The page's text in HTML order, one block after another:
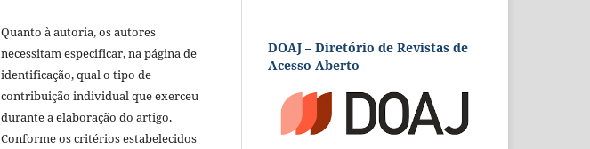
Quanto à autoria, os autores
necessitam especificar, na página de
identificação, qual o tipo de
contribuição individual que exerceu
durante a elaboração do artigo.
Conforme os critérios estabelecidos
DOAJ – Diretório de Revistas de
Acesso Aberto